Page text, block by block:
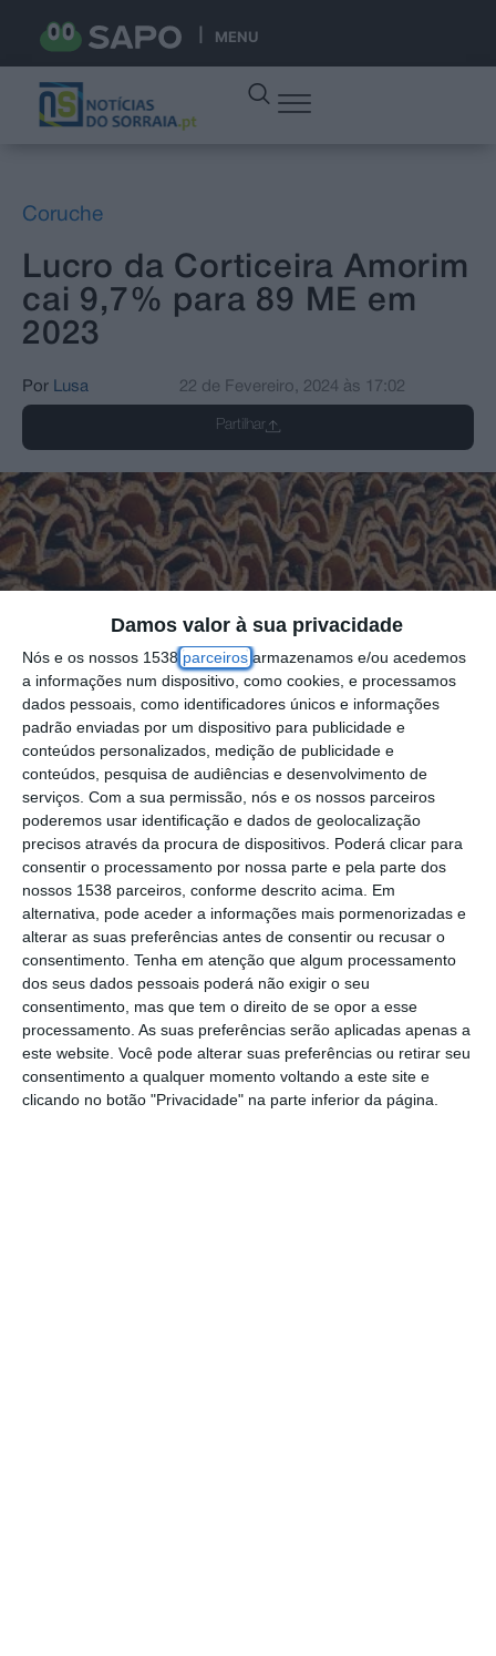
Damos valor à sua privacidade
Nós e os nossos 1538 parceiros armazenamos e/ou acedemos
a informações num dispositivo, como cookies, e processamos
dados pessoais, como identificadores únicos e informações
padrão enviadas por um dispositivo para publicidade e
conteúdos personalizados, medição de publicidade e
conteúdos, pesquisa de audiências e desenvolvimento de
serviços. Com a sua permissão, nós e os nossos parceiros
poderemos usar identificação e dados de geolocalização
precisos através da procura de dispositivos. Poderá clicar para
consentir o processamento por nossa parte e pela parte dos
nossos 1538 parceiros, conforme descrito acima. Em
alternativa, pode aceder a informações mais pormenorizadas e
alterar as suas preferências antes de consentir ou recusar o
consentimento. Tenha em atenção que algum processamento
dos seus dados pessoais poderá não exigir o seu
consentimento, mas que tem o direito de se opor a esse
processamento. As suas preferências serão aplicadas apenas a
este website. Você pode alterar suas preferências ou retirar seu
consentimento a qualquer momento voltando a este site e
clicando no botão "Privacidade" na parte inferior da página.
MENU
Coruche
Lucro da Corticeira Amorim
cai 9,7% para 89 ME em
2023
Por Lusa 22 de Fevereiro, 2024 às 17:02
Partilhar
A Corticeira Amorim registou em 2023 lucros
de 89 milhões de euros, uma redução de
9,7% em relação ao ano anterior, adiantou a
empresa, em comunicado ao mercado.
“Após resultados atribuíveis aos interesses
que não controlam, a Corticeira Amorim
encerrou o ano de 2023 com um resultado
líquido de 88,9 milhões de euros, uma
redução de 9,7% face ao ano anterior”,
explicou a empresa, numa nota publicada
pela Comissão do Mercado de Valores
Mobiliários (CMVM).